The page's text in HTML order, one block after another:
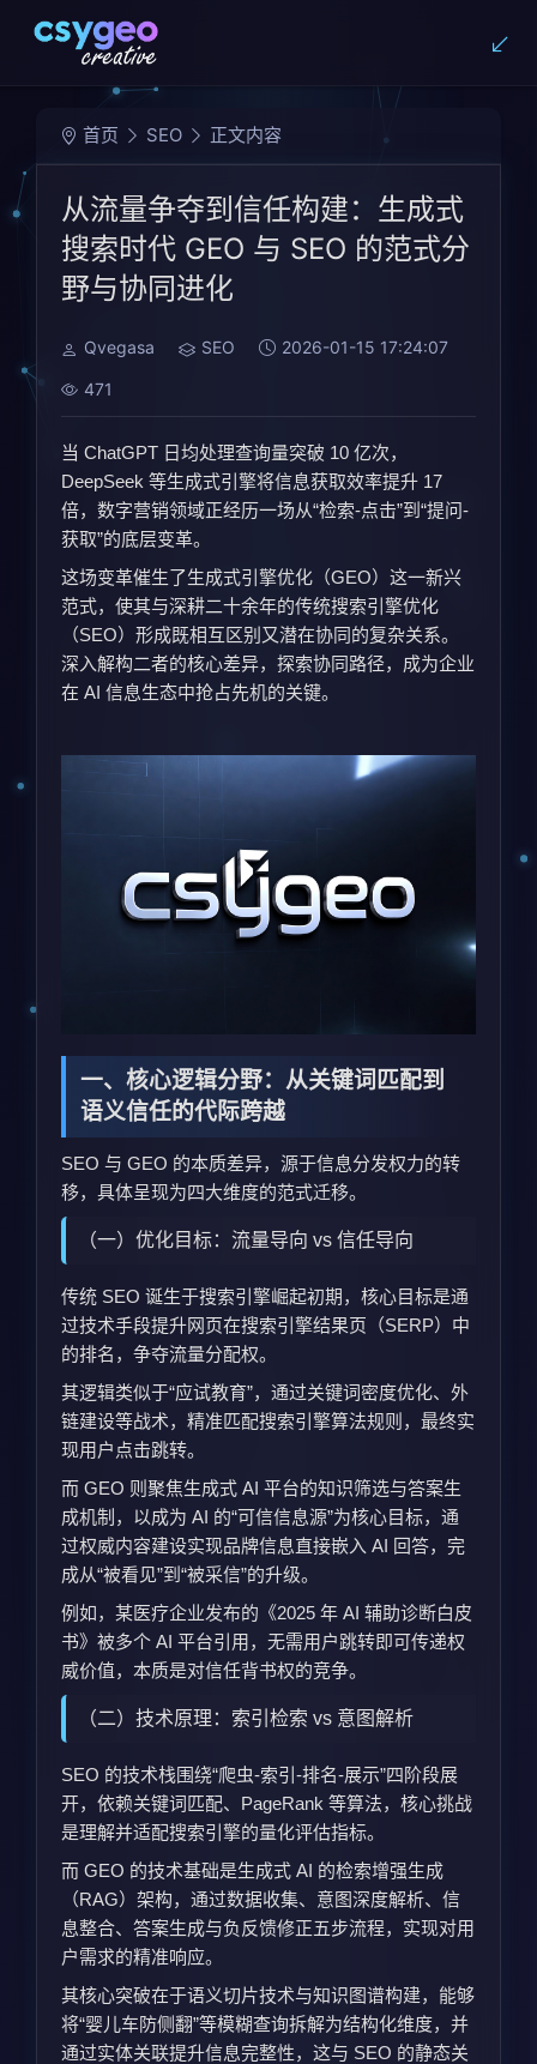
首页 SEO 正文内容
从流量争夺到信任构建：生成式
搜索时代 GEO 与 SEO 的范式分
野与协同进化
Qvegasa SEO 2026-01-15 17:24:07
471
当 ChatGPT 日均处理查询量突破 10 亿次，
DeepSeek 等生成式引擎将信息获取效率提升 17
倍，数字营销领域正经历一场从“检索-点击”到“提问-
获取”的底层变革。
这场变革催生了生成式引擎优化（GEO）这一新兴
范式，使其与深耕二十余年的传统搜索引擎优化
（SEO）形成既相互区别又潜在协同的复杂关系。
深入解构二者的核心差异，探索协同路径，成为企业
在 AI 信息生态中抢占先机的关键。
一、核心逻辑分野：从关键词匹配到
语义信任的代际跨越
SEO 与 GEO 的本质差异，源于信息分发权力的转
移，具体呈现为四大维度的范式迁移。
（一）优化目标：流量导向 vs 信任导向
传统 SEO 诞生于搜索引擎崛起初期，核心目标是通
过技术手段提升网页在搜索引擎结果页（SERP）中
的排名，争夺流量分配权。
其逻辑类似于“应试教育”，通过关键词密度优化、外
链建设等战术，精准匹配搜索引擎算法规则，最终实
现用户点击跳转。
而 GEO 则聚焦生成式 AI 平台的知识筛选与答案生
成机制，以成为 AI 的“可信信息源”为核心目标，通
过权威内容建设实现品牌信息直接嵌入 AI 回答，完
成从“被看见”到“被采信”的升级。
例如，某医疗企业发布的《2025 年 AI 辅助诊断白皮
书》被多个 AI 平台引用，无需用户跳转即可传递权
威价值，本质是对信任背书权的竞争。
（二）技术原理：索引检索 vs 意图解析
SEO 的技术栈围绕“爬虫-索引-排名-展示”四阶段展
开，依赖关键词匹配、PageRank 等算法，核心挑战
是理解并适配搜索引擎的量化评估指标。
而 GEO 的技术基础是生成式 AI 的检索增强生成
（RAG）架构，通过数据收集、意图深度解析、信
息整合、答案生成与负反馈修正五步流程，实现对用
户需求的精准响应。
其核心突破在于语义切片技术与知识图谱构建，能够
将“婴儿车防侧翻”等模糊查询拆解为结构化维度，并
通过实体关联提升信息完整性，这与 SEO 的静态关